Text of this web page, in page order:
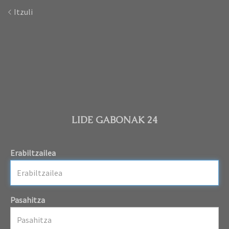
Itzuli
LIDE GABONAK 24
Erabiltzailea
Pasahitza